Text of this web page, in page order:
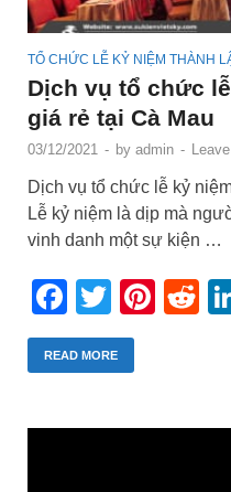
TỔ CHỨC LỄ KỶ NIỆM THÀNH
Dịch vụ tổ chức
giá rẻ tại Cà Mau
03/12/2021 - by admin -
Dịch vụ tổ chức lễ kỷ
Lễ kỷ niệm là dịp mà
vinh danh một sự kiện …
Facebook
Twitter
READ MORE